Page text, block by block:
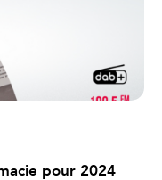
pour 2024